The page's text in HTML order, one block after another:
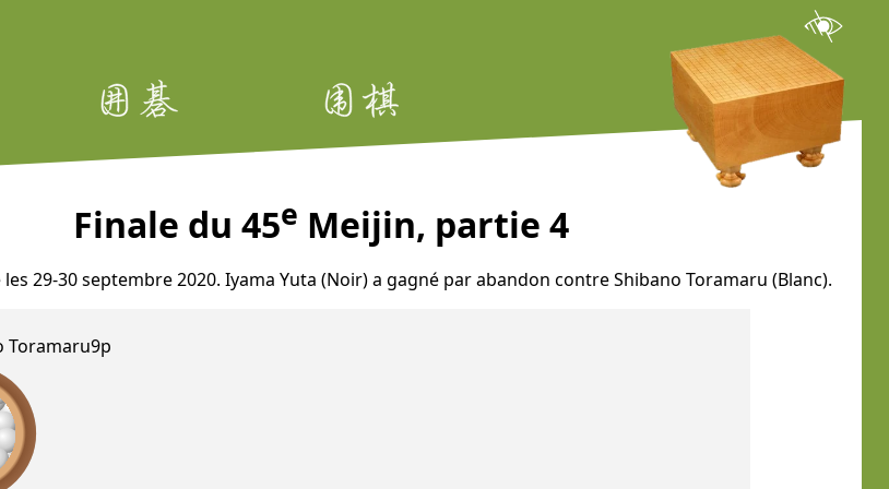
Finale du 45e Meijin, partie 4
29-30 septembre 2020. Iyama Yuta (Noir) a gagné par abandon contre Shibano Toramaru (Blanc).
Toramaru9p